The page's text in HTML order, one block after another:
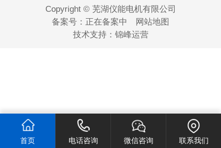
Copyright © 芜湖仪能电机有限公司
备案号： 正在备案中
网站地图
技术支持： 锦峰运营
首页 电话咨询 微信咨询 联系我们